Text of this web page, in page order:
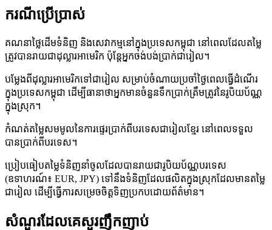
ករណីប្រើប្រាស់
គណនាថ្លៃដើមទំនិញ និងសេវាកម្មនៅក្នុងប្រទេសកម្ពុជា នៅពេលដែលតម្លៃ
ត្រូវបានរាយជាដុល្លារអាមេរិក ប៉ុន្តែអ្នកចង់បង់ប្រាក់ជារៀល។
បម្លែងពីដុល្លារអាមេរិកទៅជារៀល សម្រាប់ចំណាយប្រចាំថ្ងៃពេលធ្វើដំណើរ
ក្នុងប្រទេសកម្ពុជា ដើម្បីធានាថាអ្នកមានចំនួនទឹកប្រាក់ត្រឹមត្រូវនៃរូបិយប័ណ្ណ
ក្នុងស្រុក។
កំណត់តម្លៃសមមូលនៃការផ្ទេរប្រាក់ពីបរទេសជារៀលខ្មែរ នៅពេលទទួល
បានប្រាក់ពីបរទេស។
ប្រៀបធៀបតម្លៃទំនិញនាំចូលដែលបានរាយជារូបិយប័ណ្ណបរទេស
(ឧទាហរណ៍៖ EUR, JPY) ទៅនឹងទំនិញដែលផលិតក្នុងស្រុកដែលមានតម្លៃ
ជារៀល ដើម្បីធ្វើការសម្រេចចិត្តទិញប្រកបដោយព័ត៌មាន។
សំណួរដែលគេសួរញឹកញាប់